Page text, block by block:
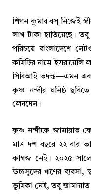
শিপন কুমার বসু নিজেই
লাখ টাকা হাতিয়েছে।
পরিচয়ে বাংলাদেশে
কমিটির নামে ইসরায়েলি
সিবিআই তদন্ত—এমন
কৃষ্ণ নন্দীর ঘনিষ্ঠ
লেনদেন।
কৃষ্ণ নন্দীকে জামায়াত
মাত্র দশ বছরে ২২ বার
কাগজ নেই। ২০২৫ সালে
উচ্চসুদের ঋণের ব্যবসা,
ভূমিকা নেই, তবু